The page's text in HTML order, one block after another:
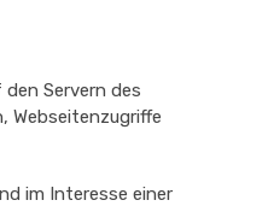
Servern des
Webseitenzugriffe
im Interesse einer